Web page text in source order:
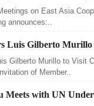
on East Asia
announces:..
Luis Gilberto
Gilberto Murillo to Visit
of Member..
Meets with UN